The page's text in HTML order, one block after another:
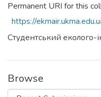
Statistics
Permanent URI for this
https://
Студентський
Browse